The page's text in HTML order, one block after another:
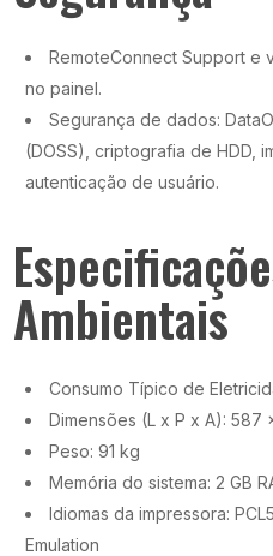
RemoteConnect Support e vídeos instrutivos diretamente
no painel.
Segurança de dados: DataOverwriteSecurity System
(DOSS), criptografia de HDD,
autenticação de usuário.
Ambientais
Consumo Típico de
Dimensões (L x P x A): 587
Peso: 91 kg
Memória do sistema: 2 GB
Idiomas da impressora: PCL5c, PCL6, PostScript®3™
Emulation